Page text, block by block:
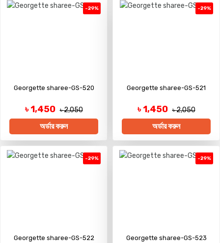
-29%
Georgette sharee-GS-520
৳ 1,450 ৳ 2,050
অর্ডার করুন
-29%
Georgette sharee-GS-521
৳ 1,450 ৳ 2,050
অর্ডার করুন
-29%
Georgette sharee-GS-522
-29%
Georgette sharee-GS-523